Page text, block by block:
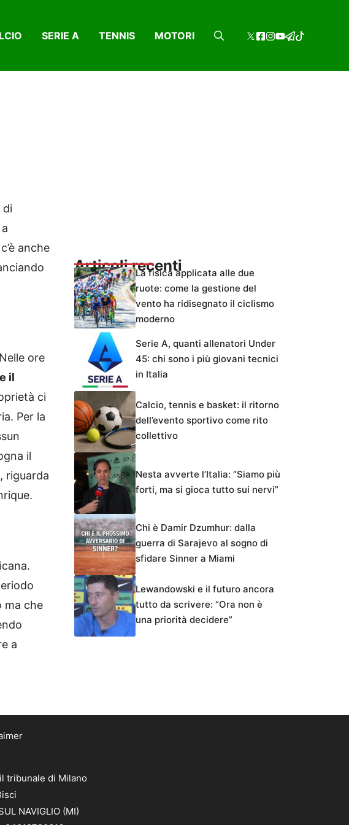
SERIE A TENNIS MOTORI
di
anche
Nelle ore
il
ci
Per la
il
riguarda
ma che
a
Articoli recentiLa fisica applicata alle due
ruote: come la gestione del
vento ha ridisegnato il ciclismo
moderno
Serie A, quanti allenatori Under
45: chi sono i più giovani tecnici
in Italia
Calcio, tennis e basket: il ritorno
dell’evento sportivo come rito
collettivo
Nesta avverte l’Italia: “Siamo più
forti, ma si gioca tutto sui nervi”
Chi è Damir Dzumhur: dalla
guerra di Sarajevo al sogno di
sfidare Sinner a Miami
Lewandowski e il futuro ancora
tutto da scrivere: “Ora non è
una priorità decidere”
tribunale di Milano
NAVIGLIO (MI)